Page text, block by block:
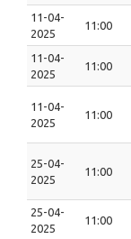
11-04-
2025
11:00
11-04-
2025
11:00
11-04-
2025
11:00
25-04-
2025
11:00
25-04-
2025
11:00